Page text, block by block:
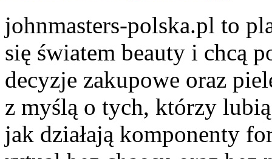
johnmasters-polska.pl to
się światem beauty i chcą
decyzje zakupowe oraz
z myślą o tych, którzy
jak działają komponenty